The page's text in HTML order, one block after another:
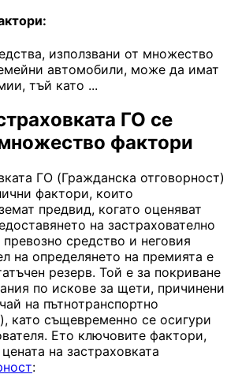
използвани от множество
автомобили, може да имат
тъй като ...
ГО се
фактори
ГО (Гражданска отговорност)
фактори, които
предвид, когато оценяват
на застрахователно
средство и неговия
на определянето на премията е
резерв. Той е за покриване
по искове за щети, причинени
на пътнотранспортно
като същевременно се осигури
Ето ключовите фактори,
на застраховката
: